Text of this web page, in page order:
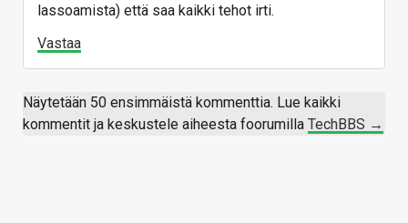
lassoamista) että saa kaikki tehot irti.
Vastaa
Näytetään 50 ensimmäistä kommenttia. Lue kaikki
kommentit ja keskustele aiheesta foorumilla TechBBS →